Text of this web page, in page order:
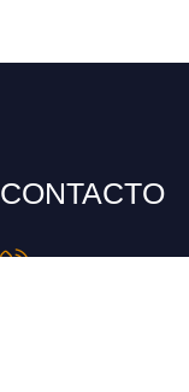
CONTACTO
986 794 389